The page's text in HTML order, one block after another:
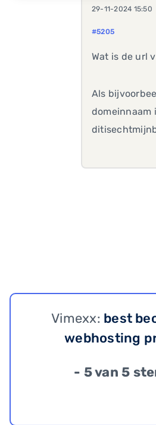
29-11-2024 15:50
#5205
Wat is de url
Als
domeinnaam
Vimexx: best
webhosting
- 5 van 5